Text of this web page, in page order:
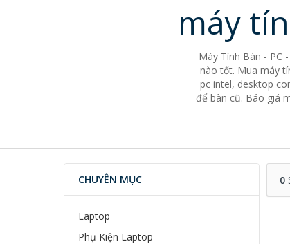
máy
Máy Tính Bàn - PC
nào tốt. Mua máy
pc intel, desktop
để bàn cũ. Báo giá
CHUYÊN MỤC
Laptop
Phụ Kiện Laptop
0